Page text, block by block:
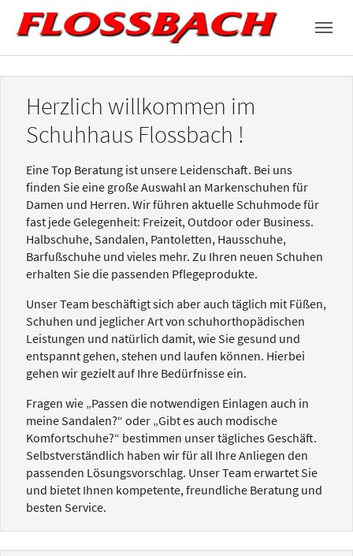
Skip to main navigation
Zum Hauptinhalt springen
Skip to page footer
Herzlich willkommen im
Schuhhaus Flossbach !
Eine Top Beratung ist unsere Leidenschaft. Bei uns
finden Sie eine große Auswahl an Markenschuhen für
Damen und Herren. Wir führen aktuelle Schuhmode für
fast jede Gelegenheit: Freizeit, Outdoor oder Business.
Halbschuhe, Sandalen, Pantoletten, Hausschuhe,
Barfußschuhe und vieles mehr. Zu Ihren neuen Schuhen
erhalten Sie die passenden Pflegeprodukte.
Unser Team beschäftigt sich aber auch täglich mit Füßen,
Schuhen und jeglicher Art von schuhorthopädischen
Leistungen und natürlich damit, wie Sie gesund und
entspannt gehen, stehen und laufen können. Hierbei
gehen wir gezielt auf Ihre Bedürfnisse ein.
Fragen wie „Passen die notwendigen Einlagen auch in
meine Sandalen?“ oder „Gibt es auch modische
Komfortschuhe?“ bestimmen unser tägliches Geschäft.
Selbstverständlich haben wir für all Ihre Anliegen den
passenden Lösungsvorschlag. Unser Team erwartet Sie
und bietet Ihnen kompetente, freundliche Beratung und
besten Service.